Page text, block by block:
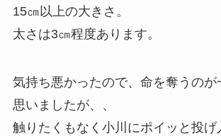
15㎝以上の大きさ。
太さは3㎝程度あります。
気持ち悪かったので、命を奪うのが
思いましたが、、
触りたくもなく小川にポイッと投げ